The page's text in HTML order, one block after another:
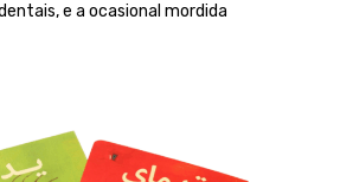
e a ocasional mordida